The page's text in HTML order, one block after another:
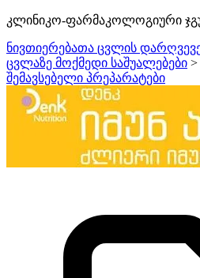
კლინიკო-ფარმაკოლოგიური
ნივთიერებათა ცვლის
ცვლაზე მოქმედი საშუალებები >
შემავსებელი პრეპარატები